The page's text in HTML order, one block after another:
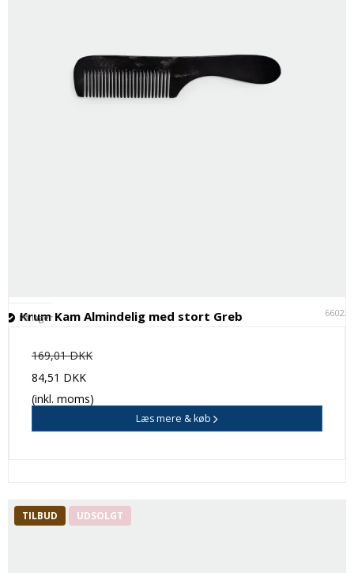
Krum Kam Almindelig med stort Greb 66022
På lager
169,01 DKK
84,51 DKK
(inkl. moms)
Læs mere & køb
TILBUD UDSOLGT